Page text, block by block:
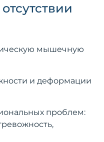
мышечную
и деформации
проблем: